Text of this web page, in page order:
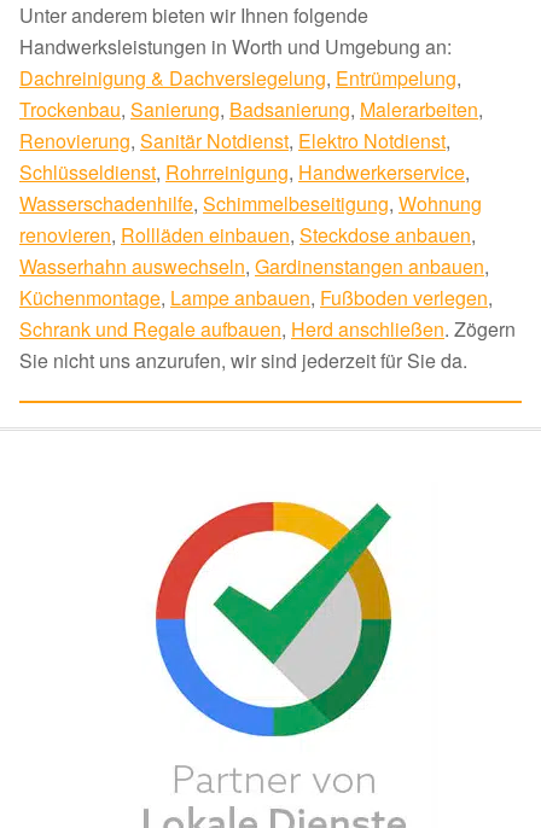
Unter anderem bieten wir Ihnen folgende
Handwerksleistungen in Worth und Umgebung an:
Dachreinigung & Dachversiegelung, Entrümpelung,
Trockenbau, Sanierung, Badsanierung, Malerarbeiten,
Renovierung, Sanitär Notdienst, Elektro Notdienst,
Schlüsseldienst, Rohrreinigung, Handwerkerservice,
Wasserschadenhilfe, Schimmelbeseitigung, Wohnung
renovieren, Rollläden einbauen, Steckdose anbauen,
Wasserhahn auswechseln, Gardinenstangen anbauen,
Küchenmontage, Lampe anbauen, Fußboden verlegen,
Schrank und Regale aufbauen, Herd anschließen. Zögern
Sie nicht uns anzurufen, wir sind jederzeit für Sie da.